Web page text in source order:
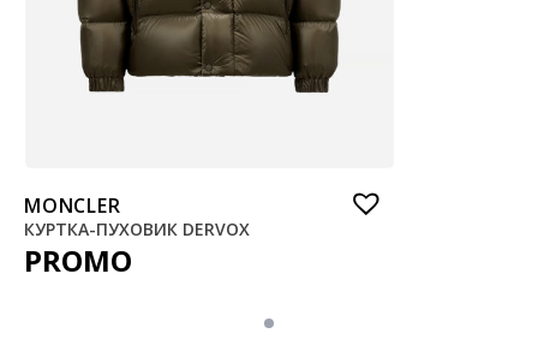
MONCLER
КУРТКА-ПУХОВИК DERVOX
PROMO